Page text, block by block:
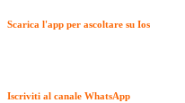
Scarica l'app per ascoltare su Ios
Iscriviti al canale WhatsApp